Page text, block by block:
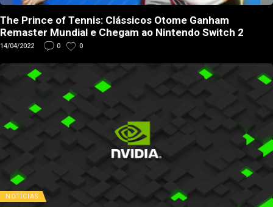
The Prince of Tennis: Clássicos Otome Ganham
Remaster Mundial e Chegam ao Nintendo Switch 2
14/04/2022 0 0
NOTÍCIAS